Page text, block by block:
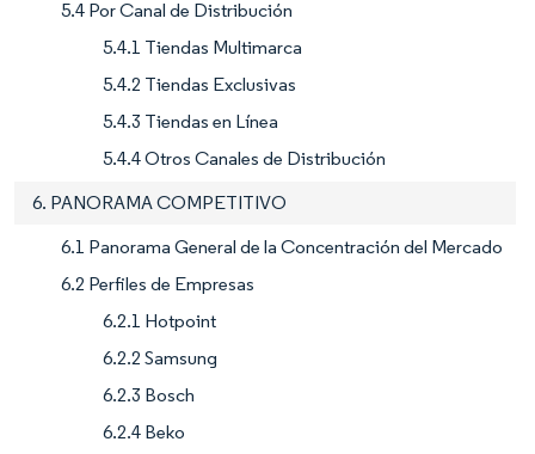
5.4 Por Canal de Distribución
5.4.1 Tiendas Multimarca
5.4.2 Tiendas Exclusivas
5.4.3 Tiendas en Línea
5.4.4 Otros Canales de Distribución
6. PANORAMA COMPETITIVO
6.1 Panorama General de la Concentración del Mercado
6.2 Perfiles de Empresas
6.2.1 Hotpoint
6.2.2 Samsung
6.2.3 Bosch
6.2.4 Beko